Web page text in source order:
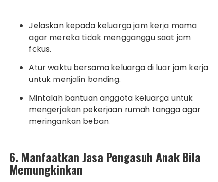
Jelaskan kepada keluarga jam kerja mama
agar mereka tidak mengganggu saat jam
fokus.
Atur waktu bersama keluarga di luar jam kerja
untuk menjalin bonding.
Mintalah bantuan anggota keluarga untuk
mengerjakan pekerjaan rumah tangga agar
meringankan beban.
6. Manfaatkan Jasa Pengasuh Anak Bila
Memungkinkan